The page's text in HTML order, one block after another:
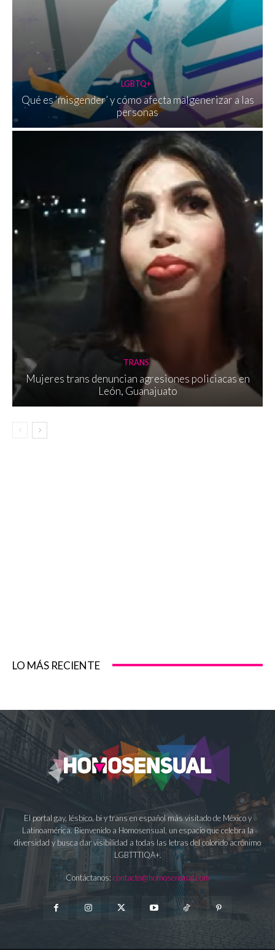
LGBTQ+
Qué es ‘misgender’ y cómo afecta malgenerizar a las
personas
TRANS
Mujeres trans denuncian agresiones policiacas en
León, Guanajuato
LO MÁS RECIENTE
El portal gay, lésbico, bi y trans en español más visitado de México y
Latinoamérica. Bienvenido a Homosensual, un espacio que celebra la
diversidad y busca dar visibilidad a todas las letras del colorido acrónimo
LGBTTTIQA+.
Contáctanos: contacto@homosensual.com